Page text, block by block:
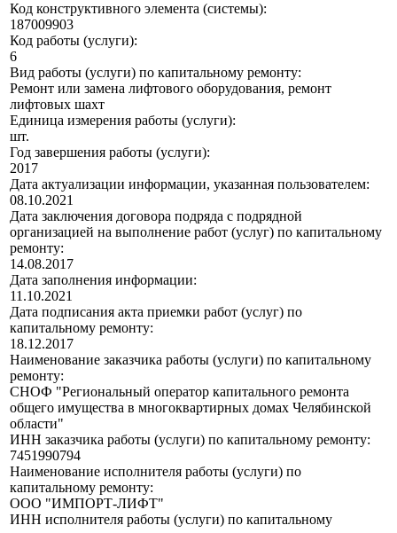
Код конструктивного элемента (системы):
187009903
Код работы (услуги):
6
Вид работы (услуги) по капитальному ремонту:
Ремонт или замена лифтового оборудования, ремонт
лифтовых шахт
Единица измерения работы (услуги):
шт.
Год завершения работы (услуги):
2017
Дата актуализации информации, указанная пользователем:
08.10.2021
Дата заключения договора подряда с подрядной
организацией на выполнение работ (услуг) по капитальному
ремонту:
14.08.2017
Дата заполнения информации:
11.10.2021
Дата подписания акта приемки работ (услуг) по
капитальному ремонту:
18.12.2017
Наименование заказчика работы (услуги) по капитальному
ремонту:
СНОФ "Региональный оператор капитального ремонта
общего имущества в многоквартирных домах Челябинской
области"
ИНН заказчика работы (услуги) по капитальному ремонту:
7451990794
Наименование исполнителя работы (услуги) по
капитальному ремонту:
ООО "ИМПОРТ-ЛИФТ"
ИНН исполнителя работы (услуги) по капитальному